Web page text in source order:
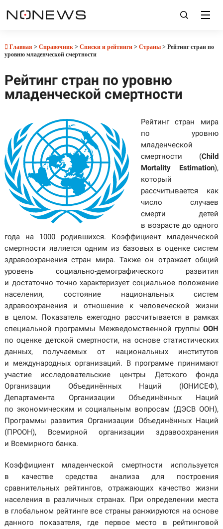
Главная > Справочник> Списки и рейтинги> Страны> Рейтинг стран по
уровню младенческой смертности
Рейтинг стран по уровню
младенческой смертности
Рейтинг стран мира
по уровню
младенческой
смертности (Child
Mortality Estimation),
который
рассчитывается как
число случаев
смерти детей
в возрасте до одного
года на 1000 родившихся. Коэффициент младенческой
смертности является одним из базовых в оценке систем
здравоохранения стран мира. Также он отражает общий
уровень социально-демографического развития
и достаточно точно характеризует социальное положение
населения, состояние национальных систем
здравоохранения и отношение к человеческой жизни
в целом. Показатель ежегодно рассчитывается в рамках
специальной программы Межведомственной группыООН
по оценке детской смертности, на основе статистических
данных, получаемых от национальных институтов
и международных организаций. В программе принимают
участие исследовательские центры Детского фонда
Организации Объединённых Наций (ЮНИСЕФ),
Департамента Организации Объединённых Наций
по экономическим и социальным вопросам (ДЭСВ ООН),
Программы развития Организации Объединённых Наций
(ПРООН), Всемирной организации здравоохранения
и Всемирного банка.
Коэффициент младенческой смертности используется
в качестве средства анализа для построения
сравнительных рейтингов, отражающих качество жизни
населения в различных странах. При определении места
в глобальном рейтинге все страны ранжируются на основе
данного показателя, где первое место в рейтинговой